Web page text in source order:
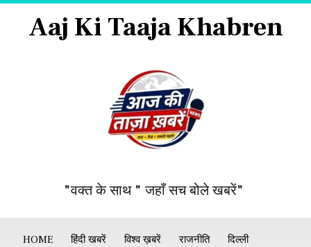
Aaj Ki Taaja Khabren
"वक्त के साथ " जहाँ सच बोले खबरें"
HOME हिंदी खबरें विश्व ख़बरें राजनीति दिल्ली